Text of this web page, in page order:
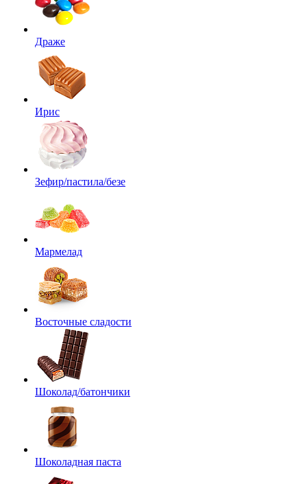
Драже
Ирис
Зефир/пастила/безе
Мармелад
Восточные сладости
Шоколад/батончики
Шоколадная паста